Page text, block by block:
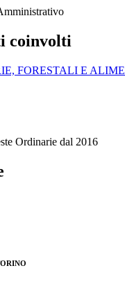
coinvolti
FORESTALI E
Ordinarie dal 2016